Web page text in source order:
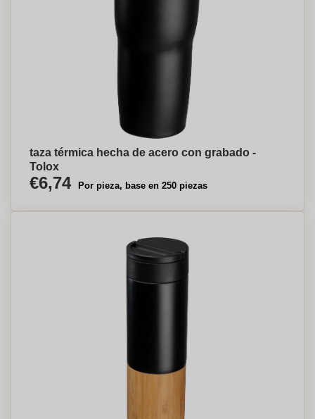
taza térmica hecha de acero con grabado -
Tolox
€6,74 Por pieza, base en 250 piezas